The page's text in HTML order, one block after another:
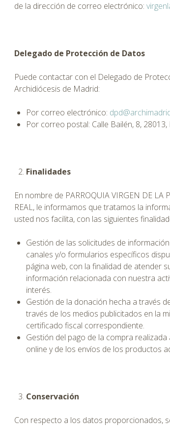
de la dirección de correo electrónico:
Delegado de Protección de Datos
Puede contactar con el Delegado de
Archidiócesis de Madrid:
Por correo electrónico:
Por correo postal: Calle Bailén, 8,
Finalidades
En nombre de PARROQUIA VIRGEN DE LA
REAL, le informamos que tratamos la
usted nos facilita, con las siguientes
Gestión de las solicitudes de
canales y/o formularios específicos
página web, con la finalidad de atender
información relacionada con nuestra
interés.
Gestión de la donación hecha a través
través de los medios publicitados en la
certificado fiscal correspondiente.
Gestión del pago de la compra
online y de los envíos de los productos
Conservación
Con respecto a los datos proporcionados,